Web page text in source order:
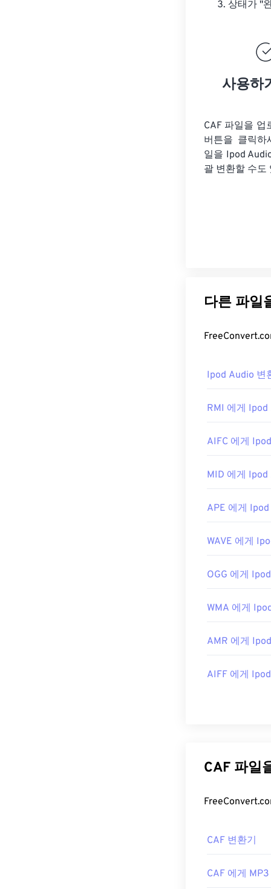
상태가 "
사용하
CAF 파일을 업
버튼을 클릭
일을 Ipod
괄 변환할 수도
Ipod Audio 변
RMI 에게 Ipod
AIFC 에게
MID 에게 Ipod
APE 에게
WAVE 에게
OGG 에게
WMA 에게
AMR 에게
AIFF 에게
CAF 파일
CAF 변환기
CAF 에게 MP3